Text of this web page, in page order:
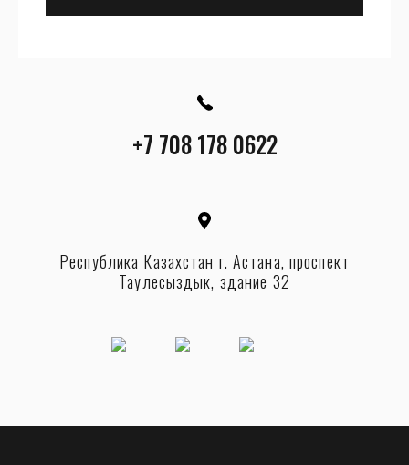
+7 708 178 0622
Республика Казахстан г. Астана, проспект
Таулесыздык, здание 32